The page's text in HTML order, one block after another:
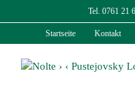
Inhalt
Tel. 0761 21
Startseite Kontakt